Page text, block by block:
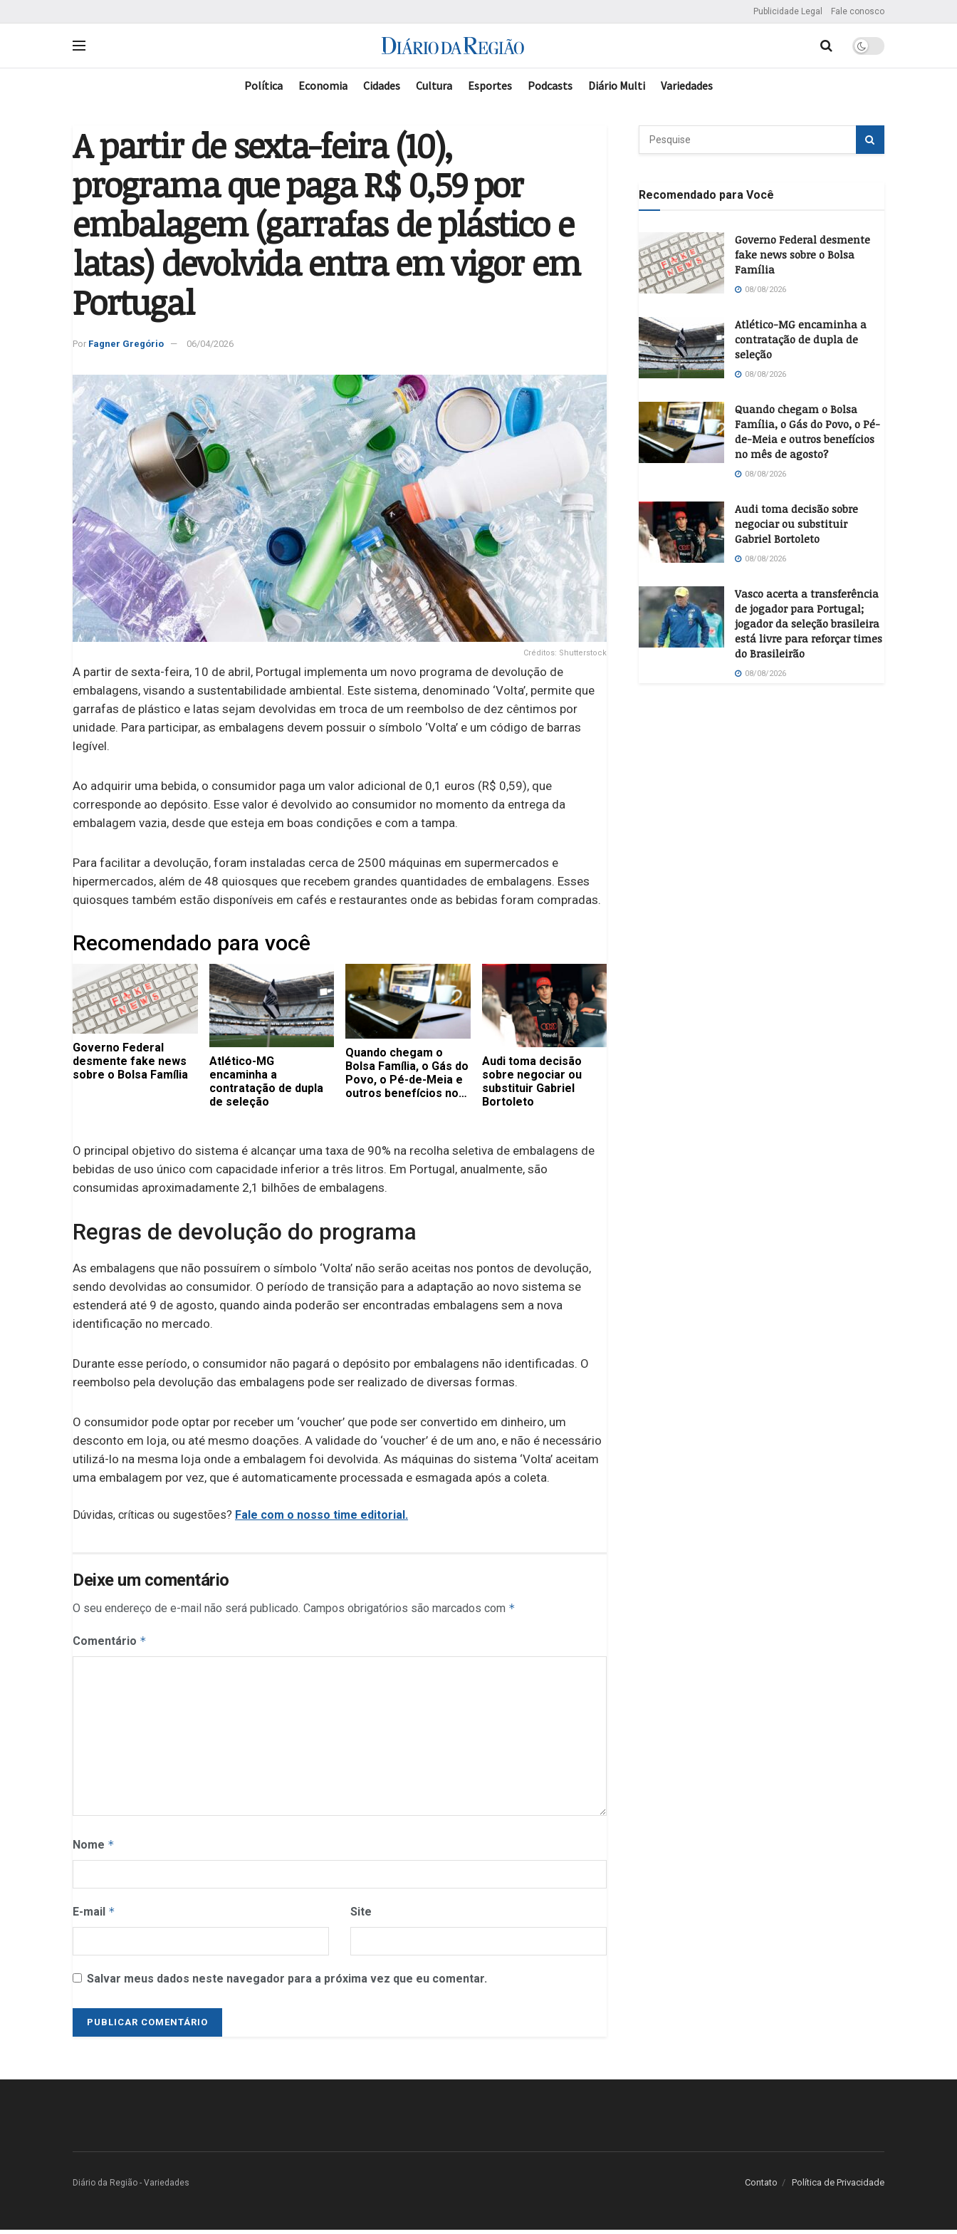
Publicidade Legal Fale conosco
Política Economia Cidades Cultura Esportes Podcasts Diário Multi Variedades
A partir de sexta-feira (10),
programa que paga R$ 0,59 por
embalagem (garrafas de plástico e
latas) devolvida entra em vigor em
Portugal
Por Fagner Gregório 06/04/2026
Créditos: Shutterstock
A partir de sexta-feira, 10 de abril, Portugal implementa um novo programa de devolução de
embalagens, visando a sustentabilidade ambiental. Este sistema, denominado ‘Volta’, permite que
garrafas de plástico e latas sejam devolvidas em troca de um reembolso de dez cêntimos por
unidade. Para participar, as embalagens devem possuir o símbolo ‘Volta’ e um código de barras
legível.
Ao adquirir uma bebida, o consumidor paga um valor adicional de 0,1 euros (R$ 0,59), que
corresponde ao depósito. Esse valor é devolvido ao consumidor no momento da entrega da
embalagem vazia, desde que esteja em boas condições e com a tampa.
Para facilitar a devolução, foram instaladas cerca de 2500 máquinas em supermercados e
hipermercados, além de 48 quiosques que recebem grandes quantidades de embalagens. Esses
quiosques também estão disponíveis em cafés e restaurantes onde as bebidas foram compradas.
Recomendado para você
Governo Federal
desmente fake news
sobre o Bolsa Família
Atlético-MG
encaminha a
contratação de dupla
de seleção
Quando chegam o
Bolsa Família, o Gás do
Povo, o Pé-de-Meia e
outros benefícios no
Audi toma decisão
sobre negociar ou
substituir Gabriel
Bortoleto
O principal objetivo do sistema é alcançar uma taxa de 90% na recolha seletiva de embalagens de
bebidas de uso único com capacidade inferior a três litros. Em Portugal, anualmente, são
consumidas aproximadamente 2,1 bilhões de embalagens.
Regras de devolução do programa
As embalagens que não possuírem o símbolo ‘Volta’ não serão aceitas nos pontos de devolução,
sendo devolvidas ao consumidor. O período de transição para a adaptação ao novo sistema se
estenderá até 9 de agosto, quando ainda poderão ser encontradas embalagens sem a nova
identificação no mercado.
Durante esse período, o consumidor não pagará o depósito por embalagens não identificadas. O
reembolso pela devolução das embalagens pode ser realizado de diversas formas.
O consumidor pode optar por receber um ‘voucher’ que pode ser convertido em dinheiro, um
desconto em loja, ou até mesmo doações. A validade do ‘voucher’ é de um ano, e não é necessário
utilizá-lo na mesma loja onde a embalagem foi devolvida. As máquinas do sistema ‘Volta’ aceitam
uma embalagem por vez, que é automaticamente processada e esmagada após a coleta.
Dúvidas, críticas ou sugestões? Fale com o nosso time editorial.
Deixe um comentário
O seu endereço de e-mail não será publicado. Campos obrigatórios são marcados com *
Comentário *
Nome *
E-mail * Site
Salvar meus dados neste navegador para a próxima vez que eu comentar.
Recomendado para Você
Governo Federal desmente
fake news sobre o Bolsa
Família
08/08/2026
Atlético-MG encaminha a
contratação de dupla de
seleção
08/08/2026
Quando chegam o Bolsa
Família, o Gás do Povo, o Pé-
de-Meia e outros benefícios
no mês de agosto?
08/08/2026
Audi toma decisão sobre
negociar ou substituir
Gabriel Bortoleto
08/08/2026
Vasco acerta a transferência
de jogador para Portugal;
jogador da seleção brasileira
está livre para reforçar times
do Brasileirão
08/08/2026
Contato Política de Privacidade
Diário da Região - Variedades